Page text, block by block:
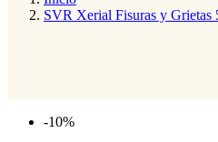
SVR Xerial Fisuras y Grietas
-10%